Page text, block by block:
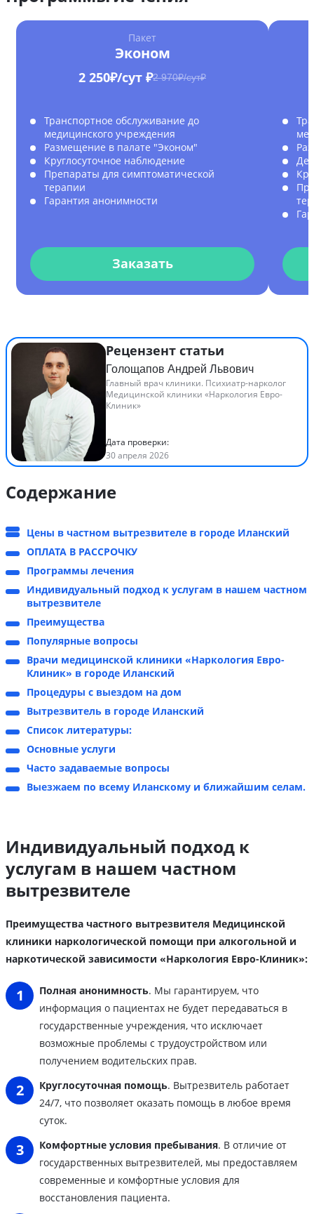
Пакет
Эконом
2 250₽/сут ₽2 970₽/сут₽
Транспортное обслуживание до
медицинского учреждения
Размещение в палате "Эконом"
Круглосуточное наблюдение
Препараты для симптоматической
терапии
Гарантия анонимности
Заказать
Рецензент статьи
Голощапов Андрей Львович
Главный врач клиники. Психиатр-нарколог
Медицинской клиники «Наркология Евро-
Клиник»
Дата проверки:
30 апреля 2026
Содержание
Цены в частном вытрезвителе в городе Иланский
ОПЛАТА В РАССРОЧКУ
Программы лечения
Индивидуальный подход к услугам в нашем частном
вытрезвителе
Преимущества
Популярные вопросы
Врачи медицинской клиники «Наркология Евро-
Клиник» в городе Иланский
Процедуры с выездом на дом
Вытрезвитель в городе Иланский
Список литературы:
Основные услуги
Часто задаваемые вопросы
Выезжаем по всему Иланскому и ближайшим селам.
Индивидуальный подход к
услугам в нашем частном
вытрезвителе
Преимущества частного вытрезвителя Медицинской
клиники наркологической помощи при алкогольной и
наркотической зависимости «Наркология Евро-Клиник»:
Полная анонимность. Мы гарантируем, что
информация о пациентах не будет передаваться в
государственные учреждения, что исключает
возможные проблемы с трудоустройством или
получением водительских прав.
Круглосуточная помощь. Вытрезвитель работает
24/7, что позволяет оказать помощь в любое время
суток.
Комфортные условия пребывания. В отличие от
государственных вытрезвителей, мы предоставляем
современные и комфортные условия для
восстановления пациента.